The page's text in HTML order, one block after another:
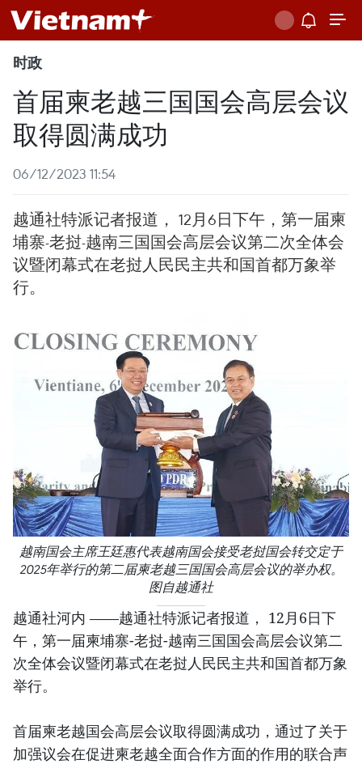
时政
首届柬老越三国国会高层会议
取得圆满成功
06/12/2023 11:54
越通社特派记者报道， 12月6日下午，第一届柬
埔寨-老挝-越南三国国会高层会议第二次全体会
议暨闭幕式在老挝人民民主共和国首都万象举
行。
越南国会主席王廷惠代表越南国会接受老挝国会转交定于
2025年举行的第二届柬老越三国国会高层会议的举办权。
图自越通社
越通社河内 ——越通社特派记者报道， 12月6日下
午，第一届柬埔寨-老挝-越南三国国会高层会议第二
次全体会议暨闭幕式在老挝人民民主共和国首都万象
举行。
首届柬老越国会高层会议取得圆满成功，通过了关于
加强议会在促进柬老越全面合作方面的作用的联合声